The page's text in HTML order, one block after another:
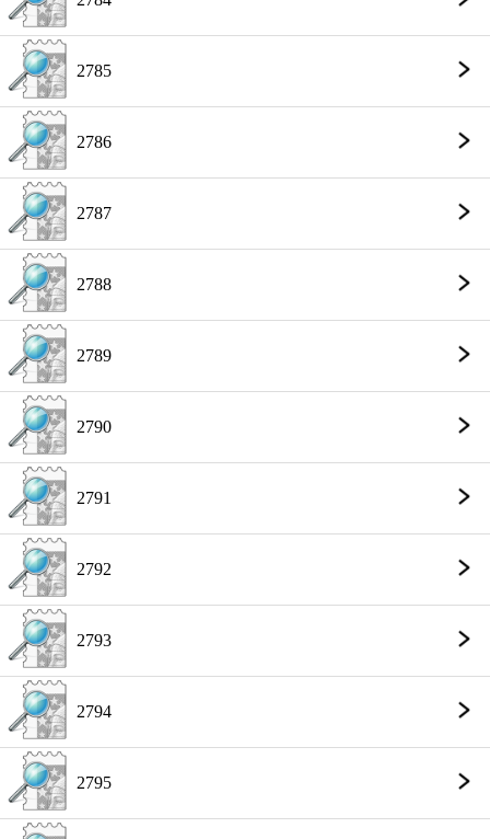
2785
2786
2787
2788
2789
2790
2791
2792
2793
2794
2795